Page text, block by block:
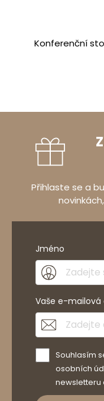
Konferenční
Přihlaste se a
Jméno
Vaše e-mailová
Souhlasím
osobních
newsletteru